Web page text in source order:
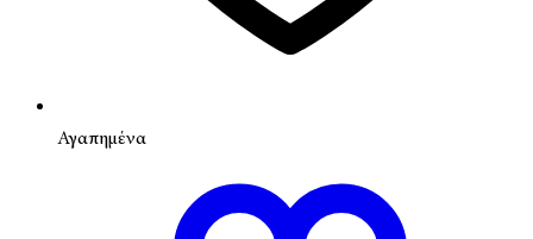
Αγαπημένα